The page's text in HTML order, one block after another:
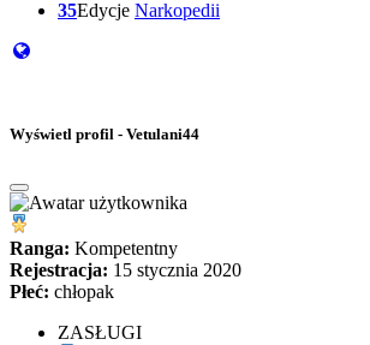
35Edycje Narkopedii
Wyświetl profil - Vetulani44
Ranga: Kompetentny
Rejestracja: 15 stycznia 2020
Płeć: chłopak
ZASŁUGI